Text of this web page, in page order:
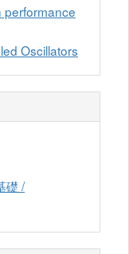
performance
Oscillators
礎 /